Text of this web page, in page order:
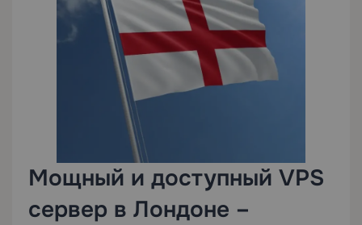
Мощный и доступный VPS
сервер в Лондоне –